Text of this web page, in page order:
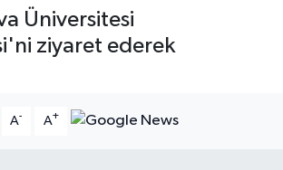
Üniversitesi
ziyaret ederek
A- A+